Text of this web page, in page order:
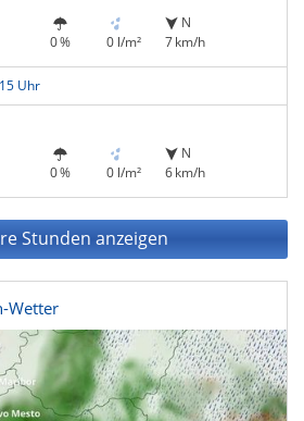
0 % 0 l/m²
N
7 km/h
Uhr
0 % 0 l/m²
N
6 km/h
Stunden anzeigen
Wetter